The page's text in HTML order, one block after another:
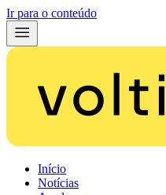
Ir para o conteúdo
Início
Notícias